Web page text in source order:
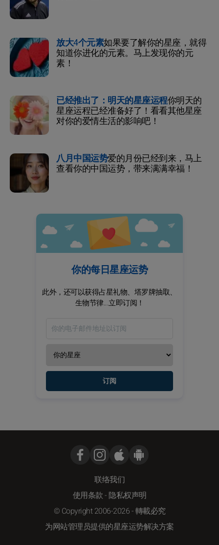
放大4个元素如果要了解你的星座，就得
知道你进化的元素。马上发现你的元
素！
已经推出了：明天的星座运程你明天的
星座运程已经准备好了！看看其他星座
对你的爱情生活的影响吧！
八月中国运势爱的月份已经到来，马上
查看你的中国运势，带来满满幸福！
你的每日星座运势
此外，还可以获得占星礼物、塔罗牌抽取、
生物节律...立即订阅！
订阅
联络我们
使用条款- 隐私权声明
© Copyright 2006-2026 - 轉載必究
为网站管理员提供的星座运势解决方案